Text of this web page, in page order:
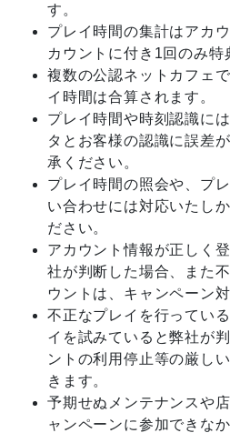
す。
プレイ時間の集計はアカ
カウントに付き1回のみ特
複数の公認ネットカフェ
イ時間は合算されます。
プレイ時間や時刻認識に
タとお客様の認識に誤差
承ください。
プレイ時間の照会や、プ
い合わせには対応いたし
ださい。
アカウント情報が正しく
社が判断した場合、また
ウントは、キャンペーン
不正なプレイを行ってい
イを試みていると弊社が
ントの利用停止等の厳し
きます。
予期せぬメンテナンスや
ャンペーンに参加できな